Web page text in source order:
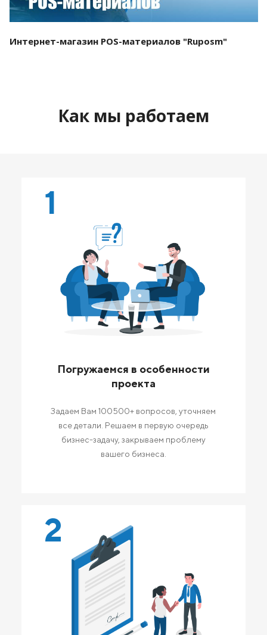
Интернет-магазин POS-материалов "Ruposm"
Как мы работаем
1
Погружаемся в особенности
проекта
Задаем Вам 100500+ вопросов, уточняем
все детали. Решаем в первую очередь
бизнес-задачу, закрываем проблему
вашего бизнеса.
2